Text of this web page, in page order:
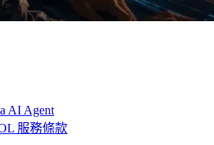
AI Agent
服務條款